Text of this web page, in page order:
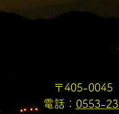
〒405-0045
電話： 0553-